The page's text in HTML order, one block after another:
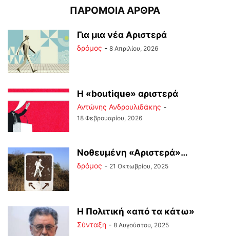
ΠΑΡΟΜΟΙΑ ΑΡΘΡΑ
Για μια νέα Αριστερά
δρόμος - 8 Απριλίου, 2026
Η «boutique» αριστερά
Αντώνης Ανδρουλιδάκης -
18 Φεβρουαρίου, 2026
Νοθευμένη «Αριστερά»…
δρόμος - 21 Οκτωβρίου, 2025
Η Πολιτική «από τα κάτω»
Σύνταξη - 8 Αυγούστου, 2025